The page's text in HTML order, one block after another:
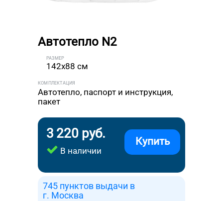
Автотепло N2
РАЗМЕР
142x88 см
КОМПЛЕКТАЦИЯ
Автотепло, паспорт и инструкция,
пакет
3 220 руб.
В наличии
Купить
745 пунктов выдачи в
г. Москва